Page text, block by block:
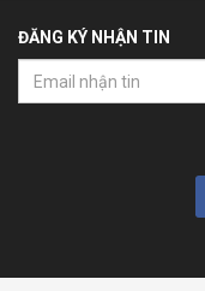
ĐĂNG KÝ NHẬN TIN